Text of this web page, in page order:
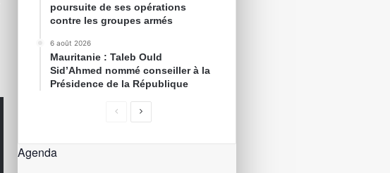
poursuite de ses opérations
contre les groupes armés
6 août 2026
Mauritanie : Taleb Ould
Sid’Ahmed nommé conseiller à la
Présidence de la République
Agenda